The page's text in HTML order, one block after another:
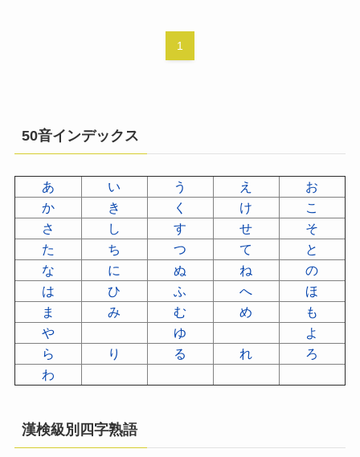
1
50音インデックス
あ い う え
お
か
き く け
こ
さ
し す せ
そ
た
ち つ て
と
な
に ぬ ね
の
は
ひ ふ へ
ほ
ま
み む め
も
や
ゆ
よ
ら
り る れ
ろ
わ
漢検級別四字熟語